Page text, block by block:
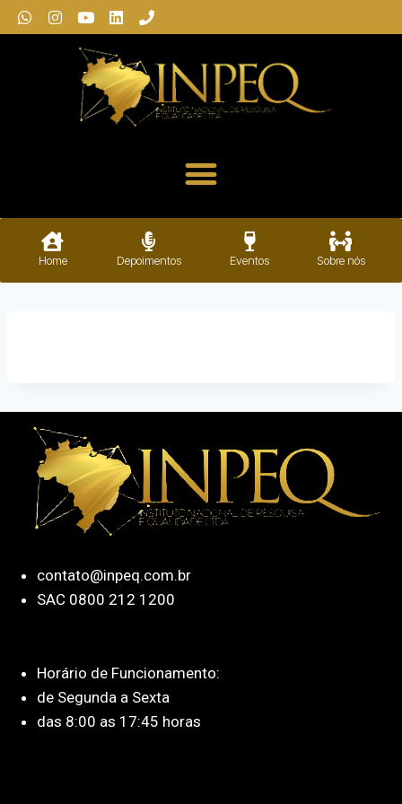
Home Depoimentos Eventos Sobre nós
contato@inpeq.com.br
SAC 0800 212 1200
Horário de Funcionamento:
de Segunda a Sexta
das 8:00 as 17:45 horas